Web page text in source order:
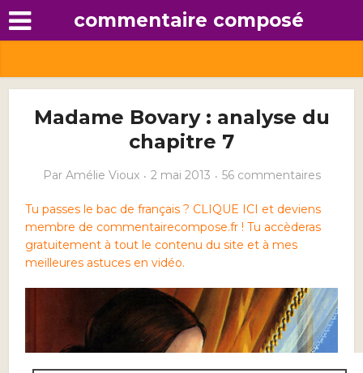
commentaire composé
Madame Bovary : analyse du
chapitre 7
Par Amélie Vioux 2 mai 2013 56 commentaires
Tu passes le bac de français ? CLIQUE ICI et deviens
membre de commentairecompose.fr ! Tu accèderas
gratuitement à tout le contenu du site et à mes
meilleures astuces en vidéo.